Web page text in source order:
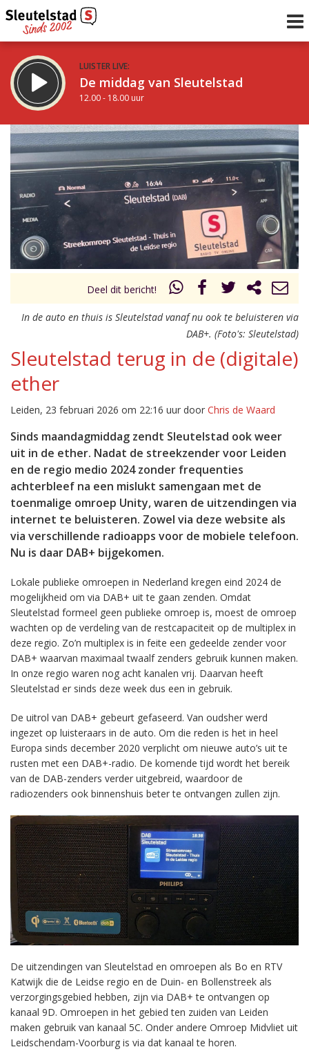
LUISTER LIVE:
De middag van Sleutelstad
12.00 - 18.00 uur
STRAKS:
De vrijdagavond met Keanu
18.00 - 19.00 uur
Vorig uur
uur 1 van 0 Volgend uur
Deel dit bericht!
In de auto en thuis is Sleutelstad vanaf nu ook te beluisteren via
DAB+. (Foto's: Sleutelstad)
Sleutelstad terug in de (digitale)
ether
Leiden, 23 februari 2026 om 22:16 uur door Chris de Waard
Sinds maandagmiddag zendt Sleutelstad ook weer
uit in de ether. Nadat de streekzender voor Leiden
en de regio medio 2024 zonder frequenties
achterbleef na een mislukt samengaan met de
toenmalige omroep Unity, waren de uitzendingen via
internet te beluisteren. Zowel via deze website als
via verschillende radioapps voor de mobiele telefoon.
Nu is daar DAB+ bijgekomen.
Lokale publieke omroepen in Nederland kregen eind 2024 de
mogelijkheid om via DAB+ uit te gaan zenden. Omdat
Sleutelstad formeel geen publieke omroep is, moest de omroep
wachten op de verdeling van de restcapaciteit op de multiplex in
deze regio. Zo’n multiplex is in feite een gedeelde zender voor
DAB+ waarvan maximaal twaalf zenders gebruik kunnen maken.
In onze regio waren nog acht kanalen vrij. Daarvan heeft
Sleutelstad er sinds deze week dus een in gebruik.
De uitrol van DAB+ gebeurt gefaseerd. Van oudsher werd
ingezet op luisteraars in de auto. Om die reden is het in heel
Europa sinds december 2020 verplicht om nieuwe auto’s uit te
rusten met een DAB+-radio. De komende tijd wordt het bereik
van de DAB-zenders verder uitgebreid, waardoor de
radiozenders ook binnenshuis beter te ontvangen zullen zijn.
De uitzendingen van Sleutelstad en omroepen als Bo en RTV
Katwijk die de Leidse regio en de Duin- en Bollenstreek als
verzorgingsgebied hebben, zijn via DAB+ te ontvangen op
kanaal 9D. Omroepen in het gebied ten zuiden van Leiden
maken gebruik van kanaal 5C. Onder andere Omroep Midvliet uit
Leidschendam-Voorburg is via dat kanaal te horen.